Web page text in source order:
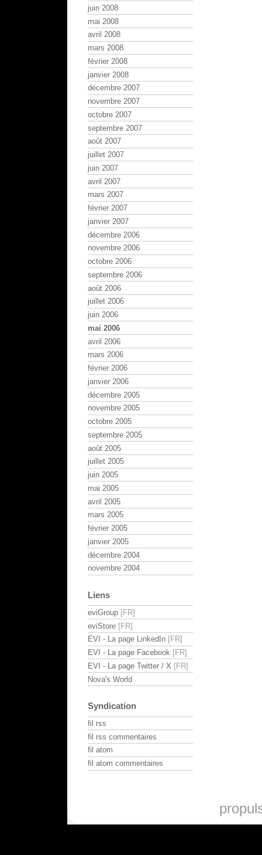
juin 2008
mai 2008
avril 2008
mars 2008
février 2008
janvier 2008
décembre 2007
novembre 2007
octobre 2007
septembre 2007
août 2007
juillet 2007
juin 2007
avril 2007
mars 2007
février 2007
janvier 2007
décembre 2006
novembre 2006
octobre 2006
septembre 2006
août 2006
juillet 2006
juin 2006
mai 2006
avril 2006
mars 2006
février 2006
janvier 2006
décembre 2005
novembre 2005
octobre 2005
septembre 2005
août 2005
juillet 2005
juin 2005
mai 2005
avril 2005
mars 2005
février 2005
janvier 2005
décembre 2004
novembre 2004
Liens
eviGroup
eviStore
EVI - La page LinkedIn
EVI - La page Facebook
EVI - La page Twitter / X
Nova's World
Syndication
fil rss
fil rss commentaires
fil atom
fil atom commentaires